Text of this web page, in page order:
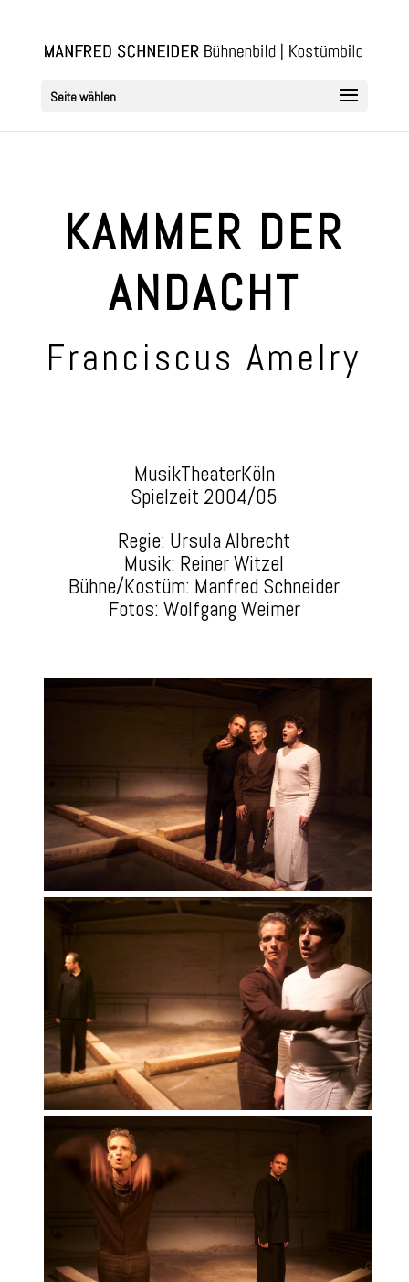
Seite wählen
KAMMER DER
ANDACHT
Franciscus Amelry
MusikTheaterKöln
Spielzeit 2004/05
Regie: Ursula Albrecht
Musik: Reiner Witzel
Bühne/Kostüm: Manfred Schneider
Fotos: Wolfgang Weimer